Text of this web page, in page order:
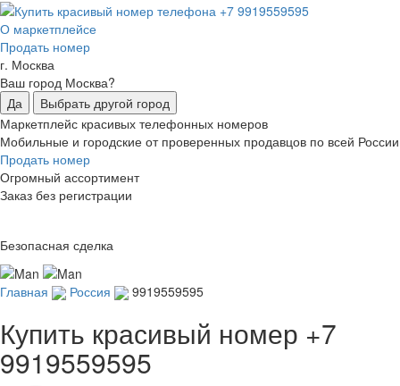
О маркетплейсе
Продать номер
г. Москва
Ваш город Москва?
Да
Выбрать другой город
Маркетплейс красивых телефонных номеров
Мобильные и городские от проверенных продавцов по всей России
Продать номер
Огромный ассортимент
Заказ без регистрации
Безопасная сделка
Главная Россия 9919559595
Купить красивый номер +7
9919559595